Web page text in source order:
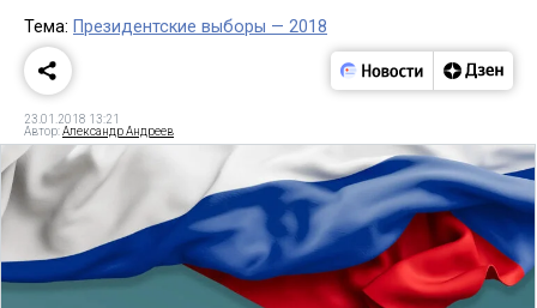
Тема: Президентские выборы — 2018
23.01.2018 13:21
Автор:Александр Андреев